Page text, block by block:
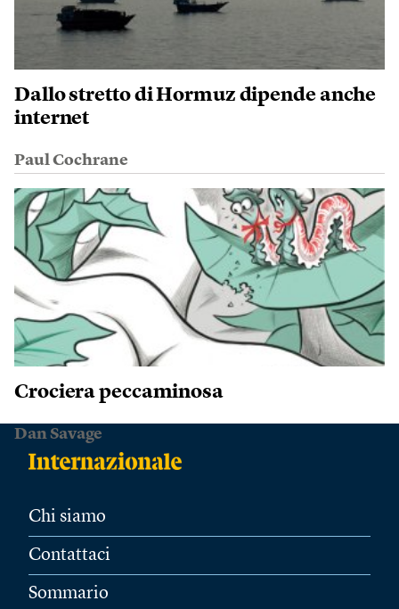
Dallo stretto di Hormuz dipende anche
internet
Paul Cochrane
Crociera peccaminosa
Dan Savage
Chi siamo
Contattaci
Sommario